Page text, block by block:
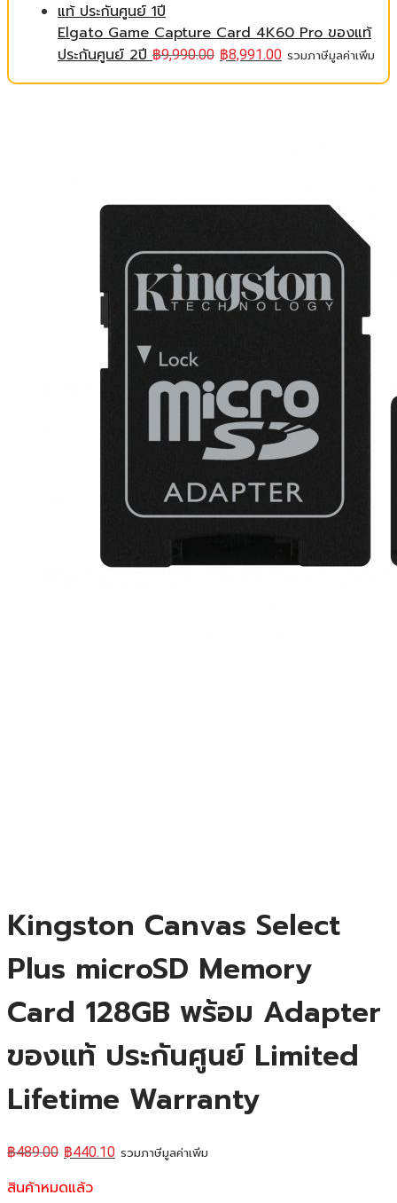
Elgato Game Capture Card 4K60 Pro ของแท้
ประกันศูนย์ 2ปี ฿9,990.00 ฿8,991.00 รวมภาษีมูลค่าเพิ่ม
Kingston Canvas Select
Plus microSD Memory
Card 128GB พร้อม Adapter
ของแท้ ประกันศูนย์ Limited
Lifetime Warranty
฿489.00 ฿440.10 รวมภาษีมูลค่าเพิ่ม
สินค้าหมดแล้ว